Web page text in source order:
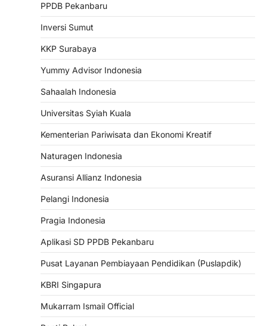
PPDB Pekanbaru
Inversi Sumut
KKP Surabaya
Yummy Advisor Indonesia
Sahaalah Indonesia
Universitas Syiah Kuala
Kementerian Pariwisata dan Ekonomi Kreatif
Naturagen Indonesia
Asuransi Allianz Indonesia
Pelangi Indonesia
Pragia Indonesia
Aplikasi SD PPDB Pekanbaru
Pusat Layanan Pembiayaan Pendidikan (Puslapdik)
KBRI Singapura
Mukarram Ismail Official